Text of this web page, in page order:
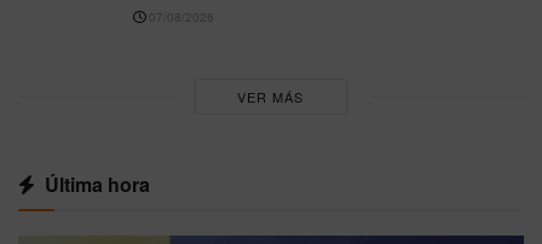
07/08/2026
VER MÁS
Última hora